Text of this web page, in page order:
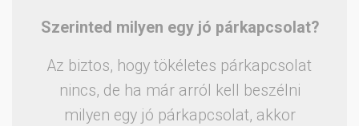
Szerinted milyen egy jó párkapcsolat?
Az biztos, hogy tökéletes párkapcsolat
nincs, de ha már arról kell beszélni
milyen egy jó párkapcsolat, akkor